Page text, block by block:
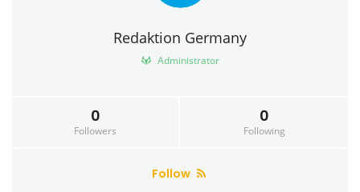
Redaktion Germany
Administrator
0
Followers
0
Following
Follow